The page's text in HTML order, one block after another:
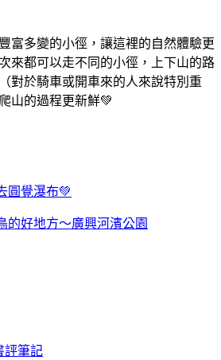
富多變的小徑，讓這裡的自然體驗更
來都可以走不同的小徑，上下山的路
對於騎車或開車來的人來說特別重
山的過程更新鮮💚
圓覺瀑布💚
的好地方～廣興河濱公園
評筆記